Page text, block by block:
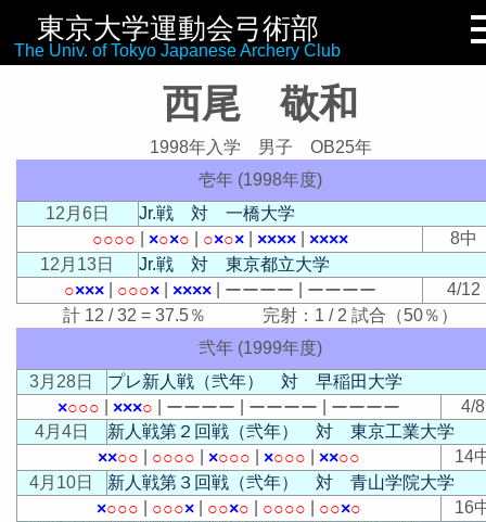
東京大学運動会弓術部
The Univ. of Tokyo Japanese Archery Club
リンク集
西尾 敬和
1998年入学 男子 OB25年
壱年 (1998年度)
12月6日
Jr.戦 対 一橋大学
○○○○ ×○×○ ○×○×| ××××| ××××
8中
12月13日
Jr.戦 対 東京都立大学
○×××| ○○○×| ××××| ーーーー ーーーー
4/12
計 12 / 32 = 37.5％ 完射：1 / 2 試合（50％）
弐年 (1999年度)
3月28日
プレ新人戦（弐年） 対 早稲田大学
×○○○ |×××○ ーーーー ーーーー ーーーー
4/8
4月4日
新人戦第２回戦（弐年） 対 東京工業大学
××○○ ○○○○ |×○○○ |×○○○ |××○○
14
4月10日
新人戦第３回戦（弐年） 対 青山学院大学
×○○○ ○○○× ○○×○ ○○○○ ○○×○
16